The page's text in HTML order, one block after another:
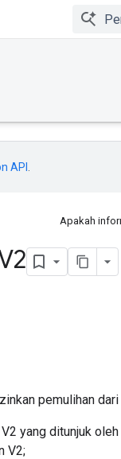
API
Apakah
pemulihan
yang ditunjuk oleh
V2;